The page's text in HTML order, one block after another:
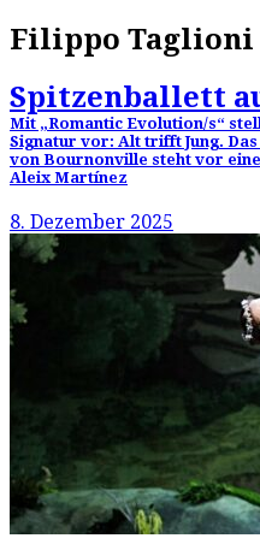
Filippo Taglioni
Spitzenballett
Mit „Romantic Evolution/s“
Signatur vor: Alt trifft Jung.
von Bournonville steht vor
Aleix Martínez
8. Dezember 2025